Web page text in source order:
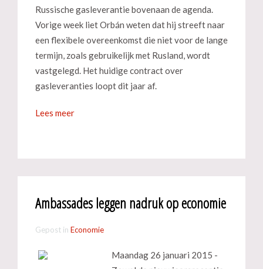
Russische gasleverantie bovenaan de agenda.
Vorige week liet Orbán weten dat hij streeft naar
een flexibele overeenkomst die niet voor de lange
termijn, zoals gebruikelijk met Rusland, wordt
vastgelegd. Het huidige contract over
gasleveranties loopt dit jaar af.
Lees meer
Ambassades leggen nadruk op economie
Gepost in Economie
Maandag 26 januari 2015 -